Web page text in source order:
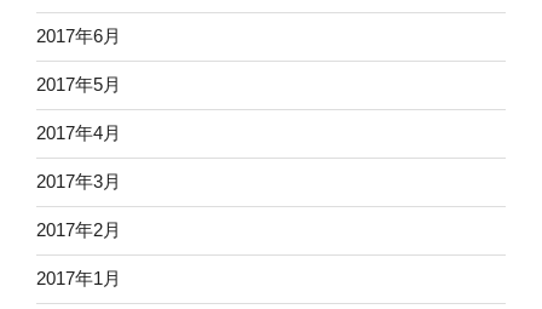
2017年6月
2017年5月
2017年4月
2017年3月
2017年2月
2017年1月